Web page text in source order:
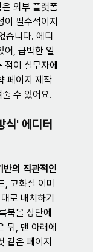
외부 플랫폼
이 필수적이지
습니다. 에디
어, 급박한 일
점이 실무자에
페이지 제작
수 있어요.
식' 에디터
반의 직관적인
고화질 이미
로 배치하기
북을 상단에
뒤, 맨 아래에
같은 페이지